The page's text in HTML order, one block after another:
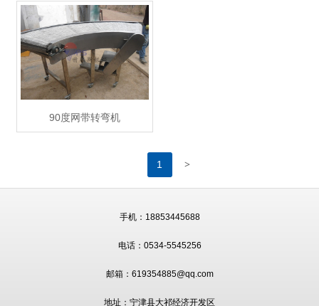
90度网带转弯机
1 >
手机：18853445688
电话：0534-5545256
邮箱：619354885@qq.com
地址：宁津县大祁经济开发区